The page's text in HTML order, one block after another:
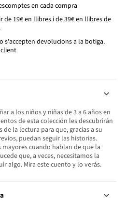
en cada compra
19€ en llibres i de 39€ en llibres de
s'accepten devolucions a la botiga.
a los niños y niñas de 3 a 6 años en
de esta colección les descubrirán
la lectura para que, gracias a su
puedan seguir las historias.
mayores cuando hablan de que la
que, a veces, necesitamos la
algo. Mira este cuento y lo verás.